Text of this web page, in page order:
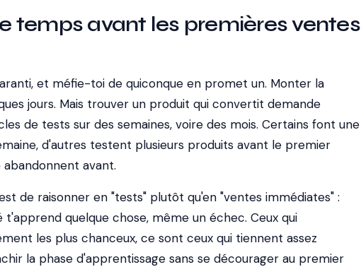
temps avant les premières ventes
et méfie-toi de quiconque en promet un. Monter la
jours. Mais trouver un produit qui convertit demande
de tests sur des semaines, voire des mois. Certains font une
d'autres testent plusieurs produits avant le premier
avant.
de raisonner en "tests" plutôt qu'en "ventes immédiates" :
quelque chose, même un échec. Ceux qui
les plus chanceux, ce sont ceux qui tiennent assez
la phase d'apprentissage sans se décourager au premier